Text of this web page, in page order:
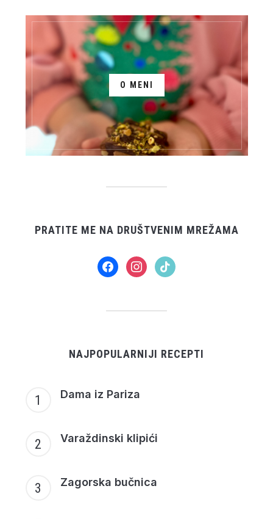
O MENI
PRATITE ME NA DRUŠTVENIM MREŽAMA
facebookinstagram
tiktok
NAJPOPULARNIJI RECEPTI
Dama iz Pariza
Varaždinski klipići
Zagorska bučnica